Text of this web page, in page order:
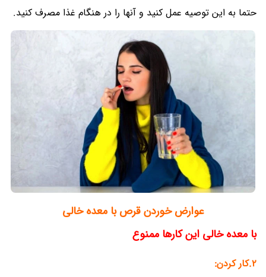
حتما به این توصیه عمل کنید و آنها را در هنگام غذا مصرف کنید.
عوارض خوردن قرص با معده خالی
با معده خالی این کارها ممنوع
2.کار کردن: